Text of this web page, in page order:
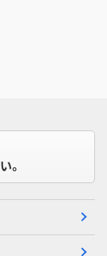
。